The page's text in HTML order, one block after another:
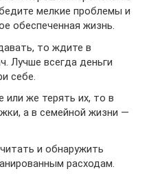
мелкие проблемы и
обеспеченная жизнь.
то ждите в
Лучше всегда деньги
себе.
или же терять их, то в
а в семейной жизни —
и обнаружить
расходам.